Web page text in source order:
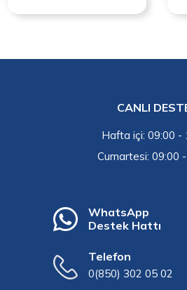
CANLI
Hafta içi: 09:00 -
Cumartesi: 09:00
WhatsApp
Destek Hattı
Telefon
0(850) 302 05 02